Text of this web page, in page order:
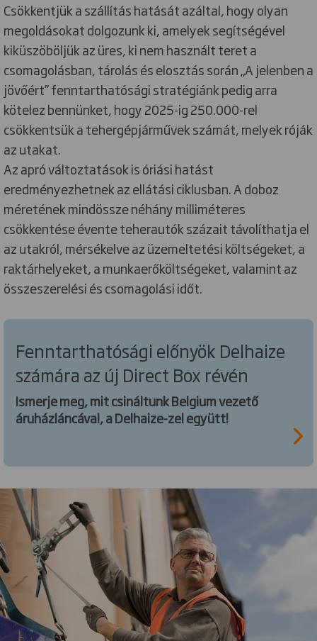
Csökkentjük a szállítás hatását azáltal, hogy olyan
megoldásokat dolgozunk ki, amelyek segítségével
kiküszöböljük az üres, ki nem használt teret a
csomagolásban, tárolás és elosztás során „A jelenben a
jövőért” fenntarthatósági stratégiánk pedig arra
kötelez bennünket, hogy 2025-ig 250.000-rel
csökkentsük a tehergépjárművek számát, melyek róják
az utakat.
Az apró változtatások is óriási hatást
eredményezhetnek az ellátási ciklusban. A doboz
méretének mindössze néhány milliméteres
csökkentése évente teherautók százait távolíthatja el
az utakról, mérsékelve az üzemeltetési költségeket, a
raktárhelyeket, a munkaerőköltségeket, valamint az
összeszerelési és csomagolási időt.
Fenntarthatósági előnyök Delhaize
számára az új Direct Box révén
Ismerje meg, mit csináltunk Belgium vezető
áruházláncával, a Delhaize-zel együtt!